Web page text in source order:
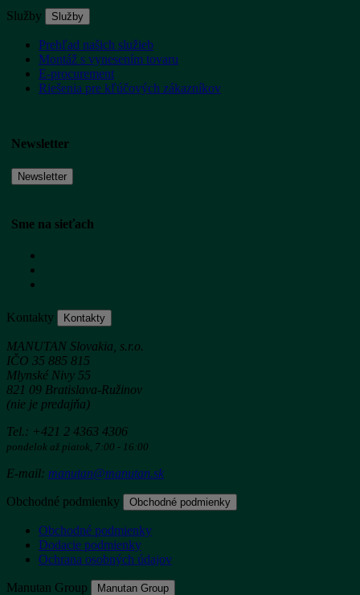
Služby Služby
Prehľad našich služieb
Montáž s vynesením tovaru
E-procurement
Riešenia pre kľúčových zákazníkov
Newsletter
Newsletter
Sme na sieťach
Kontakty Kontakty
MANUTAN Slovakia, s.r.o.
IČO 35 885 815
Mlynské Nivy 55
821 09 Bratislava-Ružinov
(nie je predajňa)
Tel.: +421 2 4363 4306
pondelok až piatok, 7:00 - 16:00
E-mail: manutan@manutan.sk
Obchodné podmienky Obchodné podmienky
Obchodné podmienky
Dodacie podmienky
Ochrana osobných údajov
Manutan Group Manutan Group